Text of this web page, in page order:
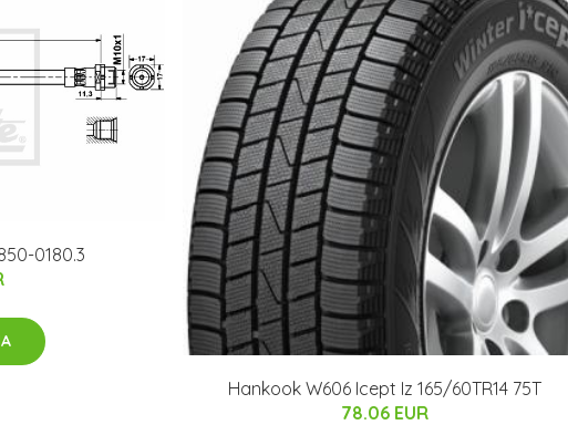
0180.3
Hankook W606 Icept Iz 165/60TR14 75T
78.06 EUR